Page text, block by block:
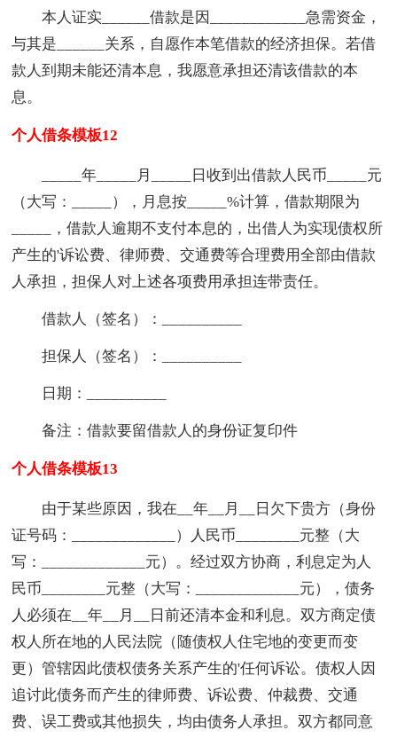
本人证实______借款是因____________急需资金，
与其是______关系，自愿作本笔借款的经济担保。若借
款人到期未能还清本息，我愿意承担还清该借款的本
息。
个人借条模板12
_____年_____月_____日收到出借款人民币_____元
（大写：_____），月息按_____%计算，借款期限为
_____，借款人逾期不支付本息的，出借人为实现债权所
产生的'诉讼费、律师费、交通费等合理费用全部由借款
人承担，担保人对上述各项费用承担连带责任。
借款人（签名）：__________
担保人（签名）：__________
日期：__________
备注：借款要留借款人的身份证复印件
个人借条模板13
由于某些原因，我在__年__月__日欠下贵方（身份
证号码：_____________）人民币________元整（大
写：_____________元）。经过双方协商，利息定为人
民币________元整（大写：_____________元），债务
人必须在__年__月__日前还清本金和利息。双方商定债
权人所在地的人民法院（随债权人住宅地的变更而变
更）管辖因此债权债务关系产生的'任何诉讼。债权人因
追讨此债务而产生的律师费、诉讼费、仲裁费、交通
费、误工费或其他损失，均由债务人承担。双方都同意